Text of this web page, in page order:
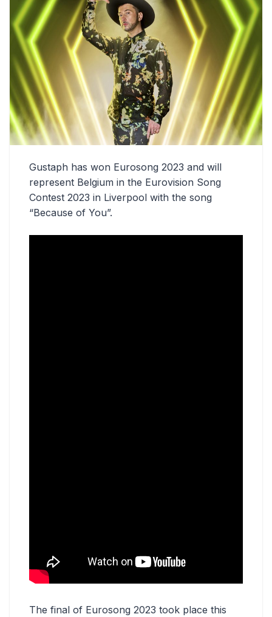
Gustaph has won Eurosong 2023 and will
represent Belgium in the Eurovision Song
Contest 2023 in Liverpool with the song
“Because of You”.
The final of Eurosong 2023 took place this